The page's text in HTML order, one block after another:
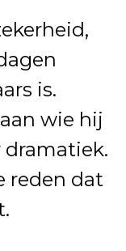
is.
wie hij
dramatiek.
reden dat